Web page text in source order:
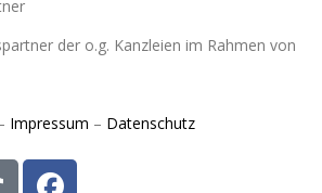
der o.g. Kanzleien im Rahmen von
Impressum – Datenschutz